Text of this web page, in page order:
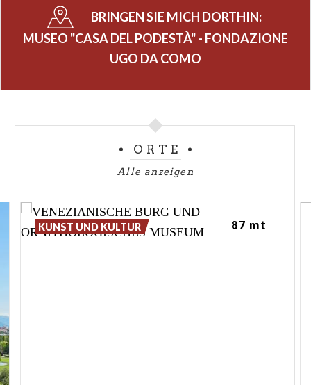
BRINGEN SIE MICH DORTHIN:
MUSEO "CASA DEL PODESTÀ" - FONDAZIONE
UGO DA COMO
ORTE
Alle anzeigen
KUNST UND KULTUR 87 mt